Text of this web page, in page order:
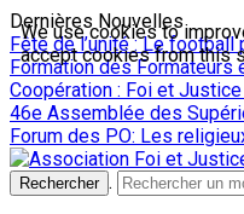
Dernières Nouvelles
Fête de l’unité : Le
Formation des Formateurs
Coopération : Foi et
46e Assemblée des
Forum des PO: Les
Rechercher .
We use cookies to
accept cookies from this